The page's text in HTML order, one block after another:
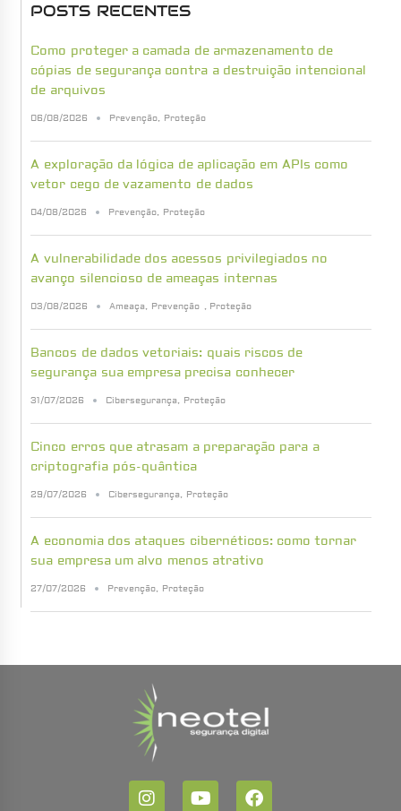
POSTS RECENTES
Como proteger a camada de armazenamento de
cópias de segurança contra a destruição intencional
de arquivos
06/08/2026 Prevenção, Proteção
A exploração da lógica de aplicação em APIs como
vetor cego de vazamento de dados
04/08/2026 Prevenção, Proteção
A vulnerabilidade dos acessos privilegiados no
avanço silencioso de ameaças internas
03/08/2026 Ameaça, Prevenção , Proteção
Bancos de dados vetoriais: quais riscos de
segurança sua empresa precisa conhecer
31/07/2026 Cibersegurança, Proteção
Cinco erros que atrasam a preparação para a
criptografia pós-quântica
29/07/2026 Cibersegurança, Proteção
A economia dos ataques cibernéticos: como tornar
sua empresa um alvo menos atrativo
27/07/2026 Prevenção, Proteção